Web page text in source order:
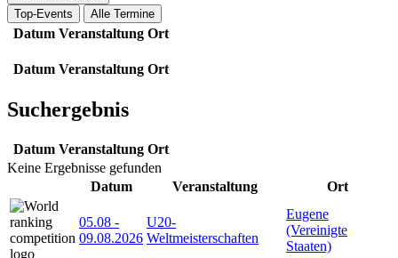
Top-Events
Alle Termine
Datum Veranstaltung Ort
Datum Veranstaltung Ort
Suchergebnis
Datum Veranstaltung Ort
Keine Ergebnisse gefunden
Datum
Veranstaltung Ort
05.08 -
09.08.2026
U20-
Weltmeisterschaften
Eugene
(Vereinigte
Staaten)